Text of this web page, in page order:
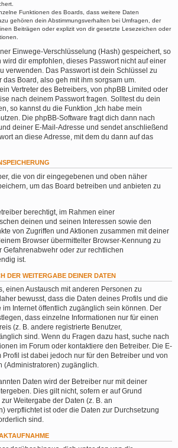
Funktionen des Boards, dass weitere Daten
gehören dein Abstimmungsverhalten bei Umfragen, der
Beiträgen oder explizit von dir gesetzte Lesezeichen oder
Einwege-Verschlüsselung (Hash) gespeichert, so
wird dir empfohlen, dieses Passwort nicht auf einer
verwenden. Das Passwort ist dein Schlüssel zu
das Board, also geh mit ihm sorgsam um.
Vertreter des Betreibers, von phpBB Limited oder
nach deinem Passwort fragen. Solltest du dein
so kannst du die Funktion „Ich habe mein
Die phpBB-Software fragt dich dann nach
deiner E-Mail-Adresse und sendet anschließend
an diese Adresse, mit dem du dann auf das
die von dir eingegebenen und oben näher
um das Board betreiben und anbieten zu
berechtigt, im Rahmen einer
deinen und seinen Interessen sowie den
von Zugriffen und Aktionen zusammen mit deiner
Browser übermittelter Browser-Kennung zu
Gefahrenabwehr oder zur rechtlichen
ist.
DER WEITERGABE DEINER DATEN
einen Austausch mit anderen Personen zu
bewusst, dass die Daten deines Profils und die
Internet öffentlich zugänglich sein können. Der
dass einzelne Informationen nur für einen
(z. B. andere registrierte Benutzer,
sind. Wenn du Fragen dazu hast, suche nach
im Forum oder kontaktiere den Betreiber. Die E-
ist dabei jedoch nur für den Betreiber und von
(Administratoren) zugänglich.
Daten wird der Betreiber nur mit deiner
Dies gilt nicht, sofern er auf Grund
Weitergabe der Daten (z. B. an
verpflichtet ist oder die Daten zur Durchsetzung
sind.